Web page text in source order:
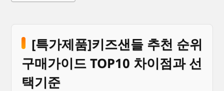
[특가제품]키즈샌들 추천 순위
구매가이드 TOP10 차이점과 선
택기준